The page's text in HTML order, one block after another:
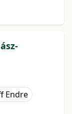
Endre